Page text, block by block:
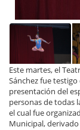
Este martes, el
Sánchez fue
presentación del
personas de todas
el cual fue
Municipal,